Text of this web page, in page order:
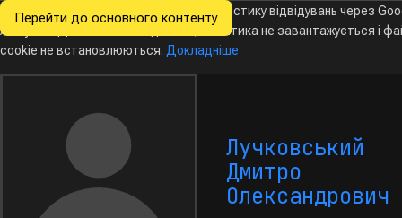
Перейти до основного контенту
Всеукраїнські
з інформатики
НовиниОлімпіадиКалендарБаза даних
Лучковський
Дмитро
Олександрович
Ми хочемо збирати знеособлену статистику відвідувань через
Analytics. Доки ви не погодитесь, аналітика не завантажується і
cookie не встановлюються. Докладніше